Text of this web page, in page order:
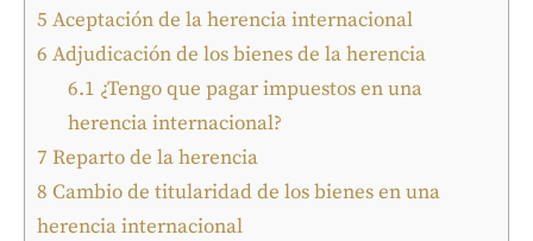
5 Aceptación de la herencia internacional
6 Adjudicación de los bienes de la herencia
6.1 ¿Tengo que pagar impuestos en una
herencia internacional?
7 Reparto de la herencia
8 Cambio de titularidad de los bienes en una
herencia internacional